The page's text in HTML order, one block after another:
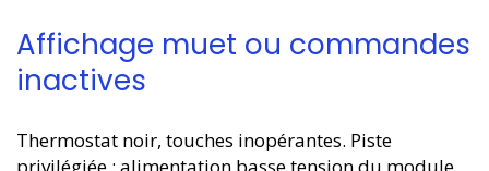
Affichage muet ou commandes
inactives
Thermostat noir, touches inopérantes. Piste